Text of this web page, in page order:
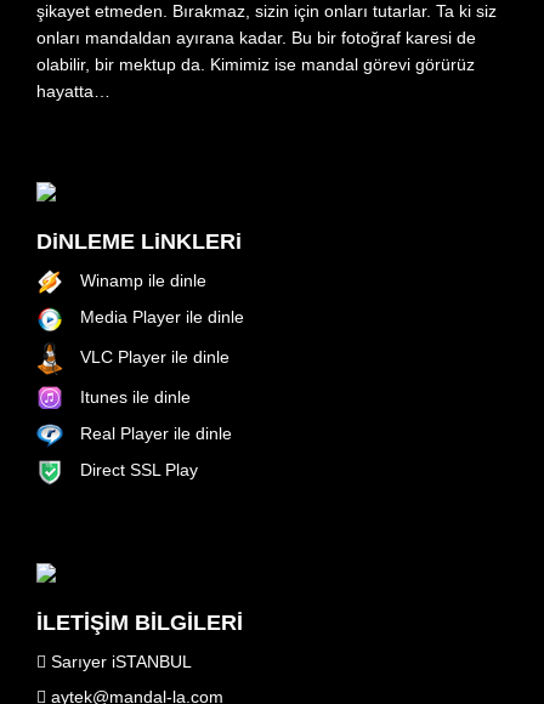
şikayet etmeden. Bırakmaz, sizin için onları tutarlar. Ta ki siz
onları mandaldan ayırana kadar. Bu bir fotoğraf karesi de
olabilir, bir mektup da. Kimimiz ise mandal görevi görürüz
hayatta…
DiNLEME LiNKLERi
Winamp ile dinle
Media Player ile dinle
VLC Player ile dinle
Itunes ile dinle
Real Player ile dinle
Direct SSL Play
İLETİŞİM BİLGİLERİ
Sarıyer iSTANBUL
aytek@mandal-la.com